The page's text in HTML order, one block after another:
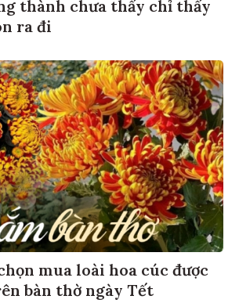
thành chưa thấy chỉ thấy
ra đi
mua loài hoa cúc được
bàn thờ ngày Tết